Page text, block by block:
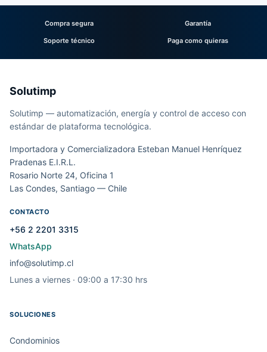
Compra segura Garantía
Soporte técnico Paga como quieras
Solutimp
Solutimp — automatización, energía y control de acceso con
estándar de plataforma tecnológica.
Importadora y Comercializadora Esteban Manuel Henríquez
Pradenas E.I.R.L.
Rosario Norte 24, Oficina 1
Las Condes, Santiago — Chile
CONTACTO
+56 2 2201 3315
WhatsApp
info@solutimp.cl
Lunes a viernes · 09:00 a 17:30 hrs
SOLUCIONES
Condominios